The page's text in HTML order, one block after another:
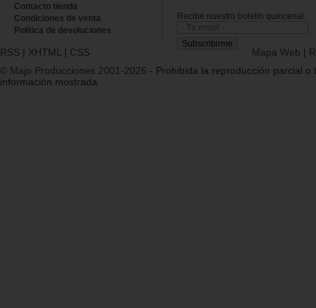
Contacto tienda
Condiciones de venta
Política de devoluciones
Recibe nuestro boletín quincenal.
RSS | XHTML | CSS Mapa Web |
© Majo Producciones 2001-2026 - Prohibida la reproducción parcial o
información mostrada